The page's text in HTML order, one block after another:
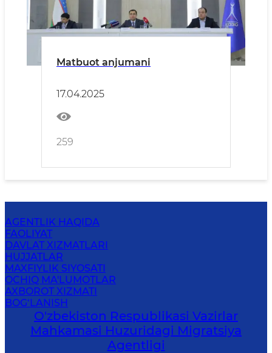
Matbuot anjumani
17.04.2025
259
AGENTLIK HAQIDA
FAOLIYAT
DAVLAT XIZMATLARI
HUJJATLAR
MAXFIYLIK SIYOSATI
OCHIQ MA'LUMOTLAR
AXBOROT XIZMATI
BOG‘LANISH
O'zbekiston Respublikasi Vazirlar
Mahkamasi Huzuridagi Migratsiya
Agentligi